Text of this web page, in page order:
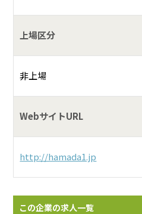
上場区分
非上場
WebサイトURL
http://hamada1.jp
この企業の求人一覧